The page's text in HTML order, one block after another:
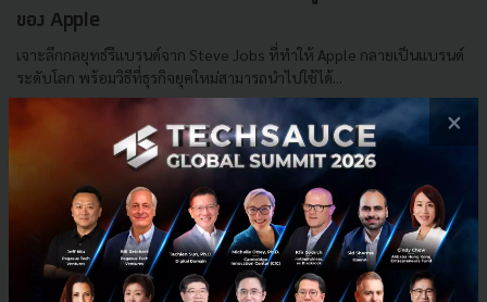
ของ Apple
เจาะลึกกลยุทธ์รีแบรนด์จาก Steve Jobs ที่ทำให้ Apple กลายเป็นแบรนด์
ระดับโลก พร้อมวิธีที่ธุรกิจยุคใหม่สามารถนำไปใช้ได้...
Apple Rebranding Steve Jobs
×